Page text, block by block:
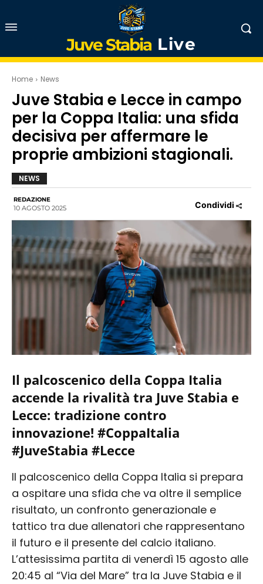
Juve Stabia Live
Home News
Juve Stabia e Lecce in campo
per la Coppa Italia: una sfida
decisiva per affermare le
proprie ambizioni stagionali.
NEWS
REDAZIONE
10 AGOSTO 2025 Condividi
Il palcoscenico della Coppa Italia
accende la rivalità tra Juve Stabia e
Lecce: tradizione contro
innovazione! #CoppaItalia
#JuveStabia #Lecce
Il palcoscenico della Coppa Italia si prepara
a ospitare una sfida che va oltre il semplice
risultato, un confronto generazionale e
tattico tra due allenatori che rappresentano
il futuro e il presente del calcio italiano.
L’attesissima partita di venerdì 15 agosto alle
20:45 al “Via del Mare” tra la Juve Stabia e il